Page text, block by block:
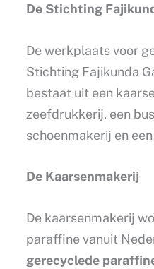
De Stichting
De werkplaats voor
Stichting Fajikunda
bestaat uit een
zeefdrukkerij, een
schoenmakerij en
De Kaarsenmakerij
De kaarsenmakerij
paraffine vanuit
gerecyclede